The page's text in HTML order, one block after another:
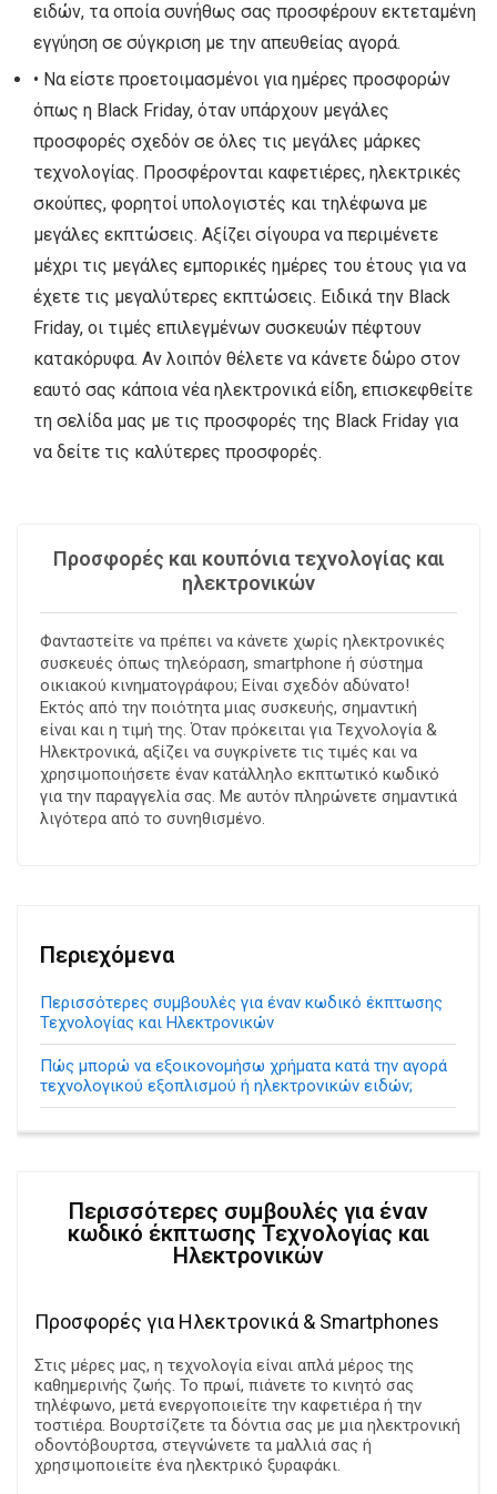
ειδών, τα οποία συνήθως σας προσφέρουν εκτεταμένη
εγγύηση σε σύγκριση με την απευθείας αγορά.
• Να είστε προετοιμασμένοι για ημέρες προσφορών
όπως η Black Friday, όταν υπάρχουν μεγάλες
προσφορές σχεδόν σε όλες τις μεγάλες μάρκες
τεχνολογίας. Προσφέρονται καφετιέρες, ηλεκτρικές
σκούπες, φορητοί υπολογιστές και τηλέφωνα με
μεγάλες εκπτώσεις. Αξίζει σίγουρα να περιμένετε
μέχρι τις μεγάλες εμπορικές ημέρες του έτους για να
έχετε τις μεγαλύτερες εκπτώσεις. Ειδικά την Black
Friday, οι τιμές επιλεγμένων συσκευών πέφτουν
κατακόρυφα. Αν λοιπόν θέλετε να κάνετε δώρο στον
εαυτό σας κάποια νέα ηλεκτρονικά είδη, επισκεφθείτε
τη σελίδα μας με τις προσφορές της Black Friday για
να δείτε τις καλύτερες προσφορές.
Προσφορές και κουπόνια τεχνολογίας και
ηλεκτρονικών
Φανταστείτε να πρέπει να κάνετε χωρίς ηλεκτρονικές
συσκευές όπως τηλεόραση, smartphone ή σύστημα
οικιακού κινηματογράφου; Είναι σχεδόν αδύνατο!
Εκτός από την ποιότητα μιας συσκευής, σημαντική
είναι και η τιμή της. Όταν πρόκειται για Τεχνολογία &
Ηλεκτρονικά, αξίζει να συγκρίνετε τις τιμές και να
χρησιμοποιήσετε έναν κατάλληλο εκπτωτικό κωδικό
για την παραγγελία σας. Με αυτόν πληρώνετε σημαντικά
λιγότερα από το συνηθισμένο.
Περιεχόμενα
Περισσότερες συμβουλές για έναν κωδικό έκπτωσης
Τεχνολογίας και Ηλεκτρονικών
Πώς μπορώ να εξοικονομήσω χρήματα κατά την αγορά
τεχνολογικού εξοπλισμού ή ηλεκτρονικών ειδών;
Περισσότερες συμβουλές για έναν
κωδικό έκπτωσης Τεχνολογίας και
Ηλεκτρονικών
Προσφορές για Ηλεκτρονικά & Smartphones
Στις μέρες μας, η τεχνολογία είναι απλά μέρος της
καθημερινής ζωής. Το πρωί, πιάνετε το κινητό σας
τηλέφωνο, μετά ενεργοποιείτε την καφετιέρα ή την
τοστιέρα. Βουρτσίζετε τα δόντια σας με μια ηλεκτρονική
οδοντόβουρτσα, στεγνώνετε τα μαλλιά σας ή
χρησιμοποιείτε ένα ηλεκτρικό ξυραφάκι.